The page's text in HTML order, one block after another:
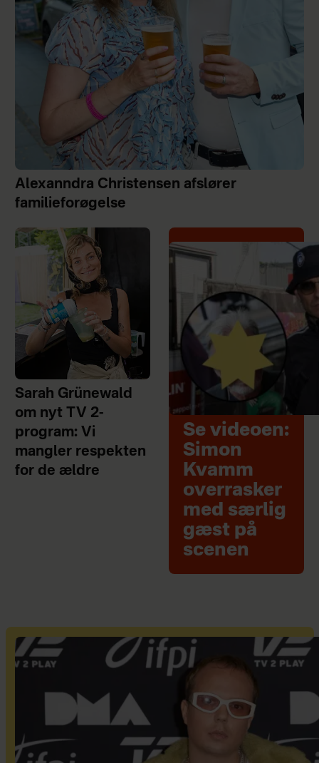
Alexanndra Christensen afslører
familieforøgelse
Sarah Grünewald
om nyt TV 2-
program: Vi
mangler respekten
for de ældre
Se videoen:
Simon
Kvamm
overrasker
med særlig
gæst på
scenen